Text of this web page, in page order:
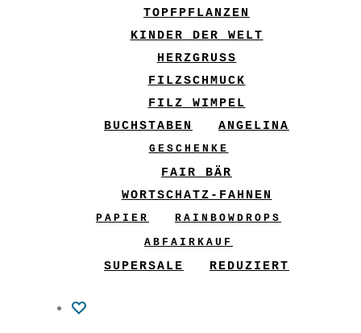
TOPFPFLANZEN
KINDER DER WELT
HERZGRUSS
FILZSCHMUCK
FILZ WIMPEL
BUCHSTABEN
ANGELINA
GESCHENKE
FAIR BÄR
WORTSCHATZ-FAHNEN
PAPIER
RAINBOWDROPS
ABFAIRKAUF
SUPERSALE REDUZIERT